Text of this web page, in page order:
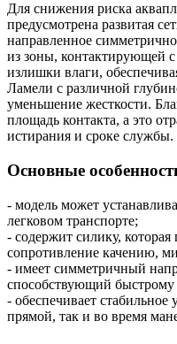
Для снижения риска
предусмотрена развитая
направленное
из зоны, контактирующей
излишки влаги,
Ламели с различной
уменьшение жесткости.
площадь контакта, а это
истирания и сроке службы.
Основные
- модель может
легковом транспорте;
- содержит силику,
сопротивление качению,
- имеет симметричный
способствующий
- обеспечивает
прямой, так и во время